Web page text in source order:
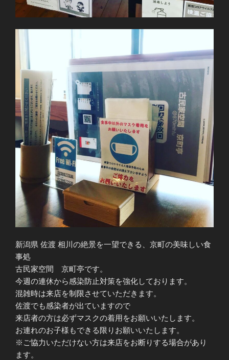
新潟県 佐渡 相川の絶景を一望できる、京町の美味しい食
事処
古民家空間 京町亭です。
今週の連休から感染防止対策を強化しております。
混雑時は来店を制限させていただきます。
佐渡でも感染者が出ていますので
来店者の方は必ずマスクの着用をお願いいたします。
お連れのお子様もできる限りお願いいたします。
※ご協力いただけない方は来店をお断りする場合があり
ます。